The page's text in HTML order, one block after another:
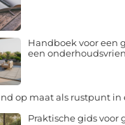
Handboek voor een
een
op maat als rustpunt
Praktische gids voor